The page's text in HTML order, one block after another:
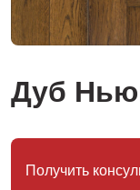
Дуб
Получить